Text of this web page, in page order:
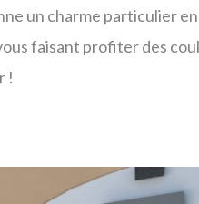
un charme particulier
faisant profiter des
!